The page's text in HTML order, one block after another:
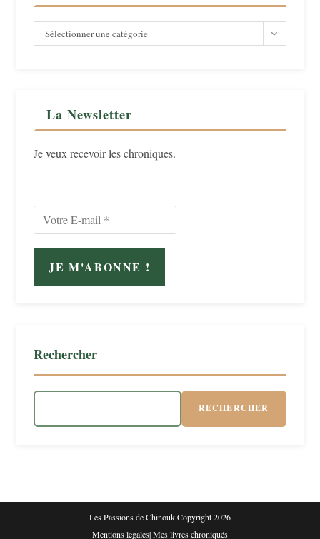
Catégorie
Sélectionner une catégorie
La Newsletter
Je veux recevoir les chroniques.
Rechercher
RECHERCHER
Les Passions de Chinouk Copyright 2026
Mentions legales|Mes livres chroniqués